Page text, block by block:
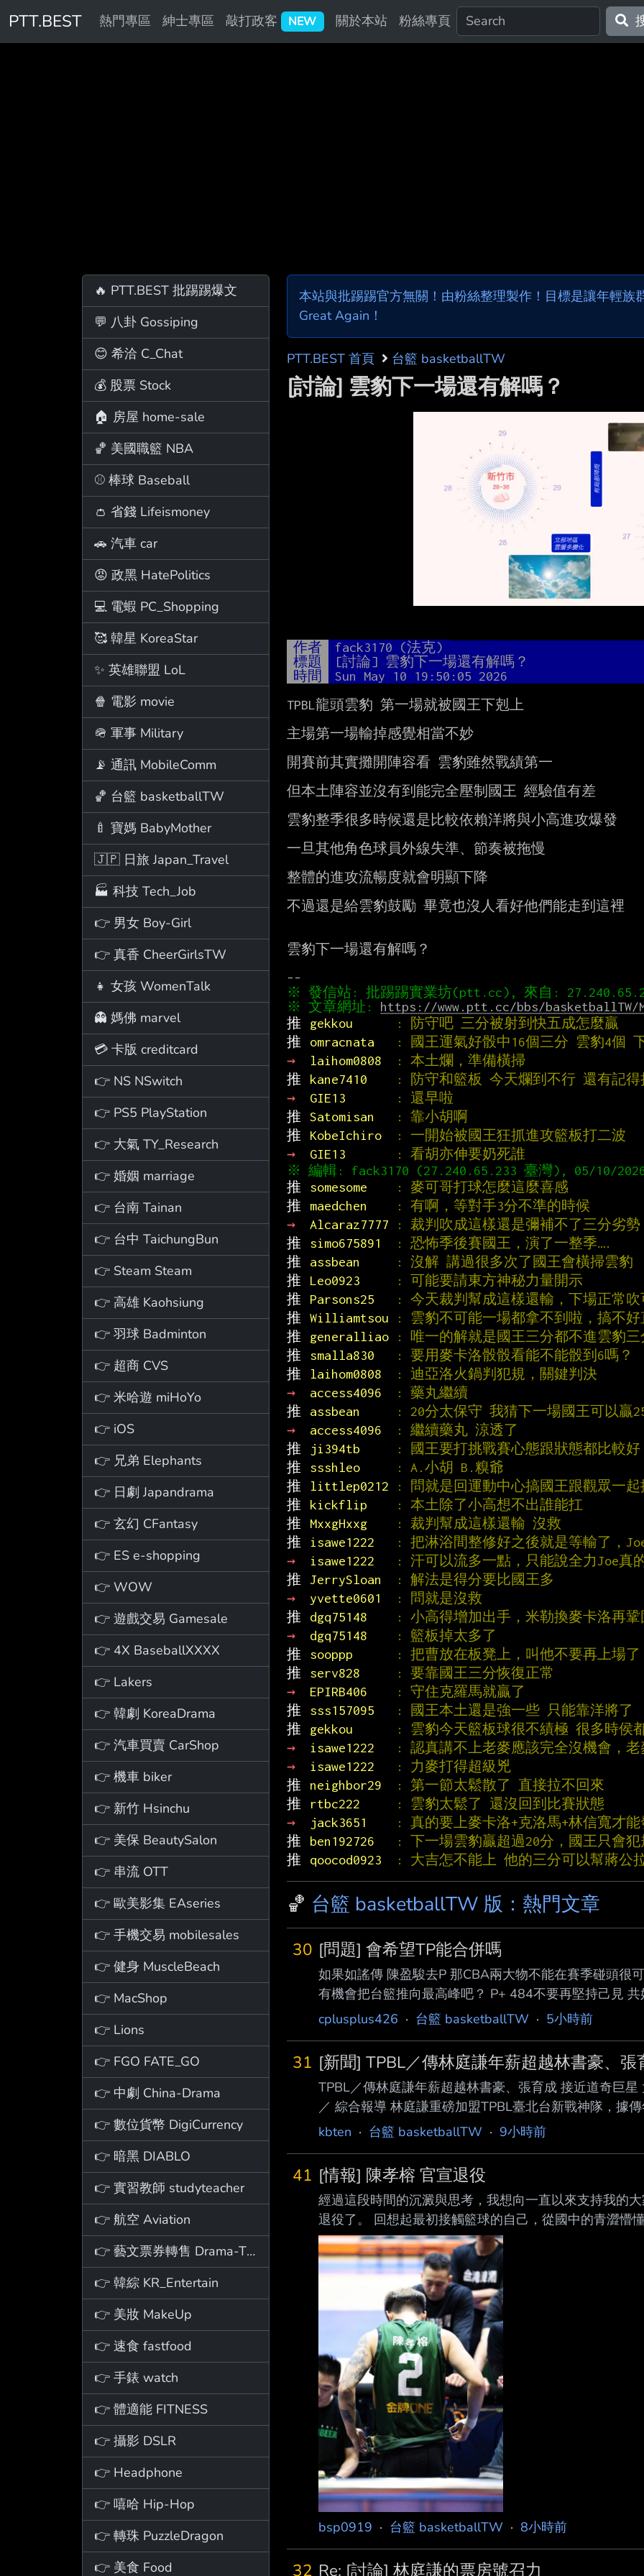
PTT.BEST 熱門專區 紳士專區 敲打政客 NEW 關於本站 粉絲專頁
🔥 PTT.BEST 批踢踢爆文
💬 八卦 Gossiping
😊 希洽 C_Chat
💰 股票 Stock
🏠 房屋 home-sale
🏀 美國職籃 NBA
⚾ 棒球 Baseball
👛 省錢 Lifeismoney
🚗 汽車 car
😡 政黑 HatePolitics
💻 電蝦 PC_Shopping
🥰 韓星 KoreaStar
✨ 英雄聯盟 LoL
🍿 電影 movie
🪖 軍事 Military
📡 通訊 MobileComm
🏀 台籃 basketballTW
🍼 寶媽 BabyMother
🇯🇵 日旅 Japan_Travel
🏭 科技 Tech_Job
👉 男女 Boy-Girl
👉 真香 CheerGirlsTW
👧 女孩 WomenTalk
👻 媽佛 marvel
💳 卡版 creditcard
👉 NS NSwitch
👉 PS5 PlayStation
👉 大氣 TY_Research
👉 婚姻 marriage
👉 台南 Tainan
👉 台中 TaichungBun
👉 Steam Steam
👉 高雄 Kaohsiung
👉 羽球 Badminton
👉 超商 CVS
👉 米哈遊 miHoYo
👉 iOS
👉 兄弟 Elephants
👉 日劇 Japandrama
👉 玄幻 CFantasy
👉 ES e-shopping
👉 WOW
👉 遊戲交易 Gamesale
👉 4X BaseballXXXX
👉 Lakers
👉 韓劇 KoreaDrama
👉 汽車買賣 CarShop
👉 機車 biker
👉 新竹 Hsinchu
👉 美保 BeautySalon
👉 串流 OTT
👉 歐美影集 EAseries
👉 手機交易 mobilesales
👉 健身 MuscleBeach
👉 MacShop
👉 Lions
👉 FGO FATE_GO
👉 中劇 China-Drama
👉 數位貨幣 DigiCurrency
👉 暗黑 DIABLO
👉 實習教師 studyteacher
👉 航空 Aviation
👉 藝文票券轉售 Drama-Ticket
👉 韓綜 KR_Entertain
👉 美妝 MakeUp
👉 速食 fastfood
👉 手錶 watch
👉 體適能 FITNESS
👉 攝影 DSLR
👉 Headphone
👉 嘻哈 Hip-Hop
👉 轉珠 PuzzleDragon
👉 美食 Food
本站與批踢踢官方無關！由粉絲整理製作！目標是讓年輕族
Great Again！
PTT.BEST 首頁 台籃 basketballTW
[討論] 雲豹下一場還有解嗎？
作者 fack3170 (法克)
標題
[討論] 雲豹下一場還有解嗎？
時間
Sun May 10 19:50:05 2026
TPBL龍頭雲豹 第一場就被國王下剋上
主場第一場輸掉感覺相當不妙
開賽前其實攤開陣容看 雲豹雖然戰績第一
但本土陣容並沒有到能完全壓制國王 經驗值有差
雲豹整季很多時候還是比較依賴洋將與小高進攻爆發
一旦其他角色球員外線失準、節奏被拖慢
整體的進攻流暢度就會明顯下降
不過還是給雲豹鼓勵 畢竟也沒人看好他們能走到這裡
雲豹下一場還有解嗎？
※ 文章網址: https://www.ptt.cc/bbs/basketballTW/
推
gekkou : 防守吧 三分被射到快五成怎麼贏
推
omracnata : 國王運氣好骰中16個三分 雲豹4個
→
laihom0808 : 本土爛，準備橫掃
推
kane7410 : 防守和籃板 今天爛到不行 還有記得
→
GIE13 : 還早啦
推 Satomisan : 靠小胡啊
推
KobeIchiro : 一開始被國王狂抓進攻籃板打二波
→
GIE13 : 看胡亦伸要奶死誰
推
somesome : 麥可哥打球怎麼這麼喜感
推
maedchen : 有啊，等對手3分不準的時候
→
Alcaraz7777 : 裁判吹成這樣還是彌補不了三分劣勢
推
simo675891 : 恐怖季後賽國王，演了一整季….
推
assbean : 沒解 講過很多次了國王會橫掃雲豹
推
Leo0923 : 可能要請東方神秘力量開示
推
Parsons25 : 今天裁判幫成這樣還輸，下場正常吹
推 Williamtsou : 雲豹不可能一場都拿不到啦，搞不好
推
generalliao : 唯一的解就是國王三分都不進雲豹三
推
smalla830 : 要用麥卡洛骰骰看能不能骰到6嗎？
推
laihom0808 : 迪亞洛火鍋判犯規，關鍵判決
→
access4096 : 藥丸繼續
推
assbean : 20分太保守 我猜下一場國王可以贏
→
access4096 : 繼續藥丸 涼透了
推
ji394tb : 國王要打挑戰賽心態跟狀態都比較好
推
ssshleo : A.小胡 B.糗爺
推
littlep0212 : 問就是回運動中心搞國王跟觀眾一起
推
kickflip : 本土除了小高想不出誰能扛
推
MxxgHxxg : 裁判幫成這樣還輸 沒救
推
isawe1222 : 把淋浴間整修好之後就是等輸了，
→
isawe1222 : 汗可以流多一點，只能說全力Joe真
推 JerrySloan : 解法是得分要比國王多
→
yvette0601 : 問就是沒救
推
dgq75148 : 小高得增加出手，米勒換麥卡洛再
→
dgq75148 : 籃板掉太多了
推
sooppp : 把曹放在板凳上，叫他不要再上場了
推
serv828 : 要靠國王三分恢復正常
→
EPIRB406 : 守住克羅馬就贏了
推
sss157095 : 國王本土還是強一些 只能靠洋將了
推
gekkou : 雲豹今天籃板球很不績極 很多時侯
→
isawe1222 : 認真講不上老麥應該完全沒機會，老
→
isawe1222 : 力麥打得超級兇
推
neighbor29 : 第一節太鬆散了 直接拉不回來
推
rtbc222 : 雲豹太鬆了 還沒回到比賽狀態
→
jack3651 : 真的要上麥卡洛+克洛馬+林信寬才能
推
ben192726 : 下一場雲豹贏超過20分，國王只會犯
推
qoocod0923 : 大吉怎不能上 他的三分可以幫蔣公
🏀 台籃 basketballTW 版：熱門文章
30 [問題] 會希望TP能合併嗎
如果如謠傳 陳盈駿去P 那CBA兩大物不能在賽季碰頭很
有機會把台籃推向最高峰吧？ P+ 484不要再堅持己見
物能扛 不再只是球給洋將！ ---- Sent from BePTT on
cplusplus426 · 台籃 basketballTW · 5小時前
31 [新聞] TPBL／傳林庭謙年薪超越林書豪、張
TPBL／傳林庭謙年薪超越林書豪、張育成 接近道奇巨
／ 綜合報導 林庭謙重磅加盟TPBL臺北台新戰神隊，據
「哈佛小 子」林書豪、中華職棒「國防部長」張育成，
也是中華男籃核心球員，如今傳出台新戰神價碼超越
綜合多家台灣媒體報
kbten · 台籃 basketballTW · 9小時前
41 [情報] 陳孝榕 官宣退役
經過這段時間的沉澱與思考，我想向一直以來支持我的
退役了。 回想起最初接觸籃球的自己，從國中的青澀懵
這一路走來，籃球幾乎佔據了我大半的人生。幸運的是
謝 雲豹 帶給我職業生涯的起點與珍貴體驗，也感謝 台灣
這幾年來照顧過我的每一個球團、教練團、防護員以及
可以毫無後顧之憂地在球場上奔跑。 還有那些曾經並肩
bsp0919 · 台籃 basketballTW · 8小時前
32 Re: [討論] 林庭謙的票房號召力